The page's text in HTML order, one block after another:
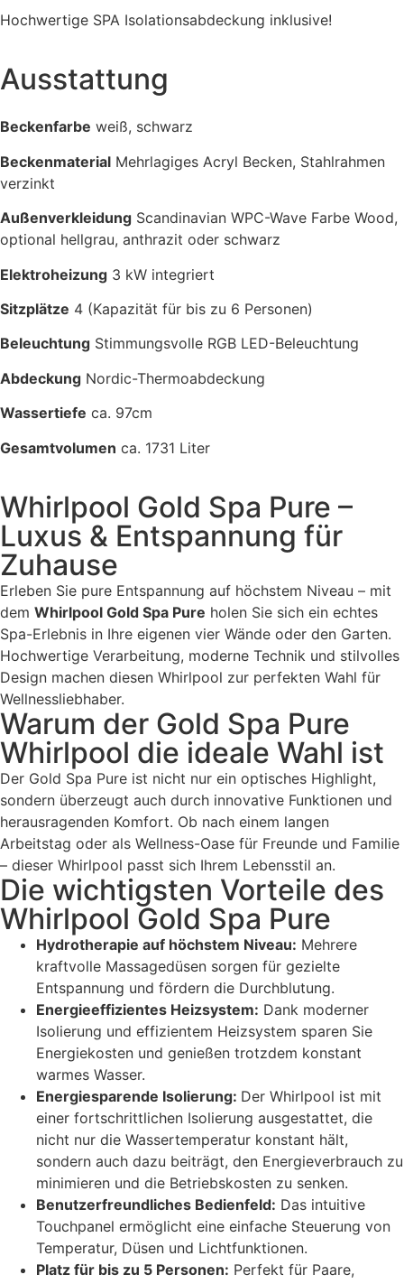
Hochwertige SPA Isolationsabdeckung inklusive!
Ausstattung
Beckenfarbe weiß, schwarz
Beckenmaterial Mehrlagiges Acryl Becken, Stahlrahmen
verzinkt
Außenverkleidung Scandinavian WPC-Wave Farbe Wood,
optional hellgrau, anthrazit oder schwarz
Elektroheizung 3 kW integriert
Sitzplätze 4 (Kapazität für bis zu 6 Personen)
Beleuchtung Stimmungsvolle RGB LED-Beleuchtung
Abdeckung Nordic-Thermoabdeckung
Wassertiefe ca. 97cm
Gesamtvolumen ca. 1731 Liter
Whirlpool Gold Spa Pure –
Luxus & Entspannung für
Zuhause
Erleben Sie pure Entspannung auf höchstem Niveau – mit
dem Whirlpool Gold Spa Pure holen Sie sich ein echtes
Spa-Erlebnis in Ihre eigenen vier Wände oder den Garten.
Hochwertige Verarbeitung, moderne Technik und stilvolles
Design machen diesen Whirlpool zur perfekten Wahl für
Wellnessliebhaber.
Warum der Gold Spa Pure
Whirlpool die ideale Wahl ist
Der Gold Spa Pure ist nicht nur ein optisches Highlight,
sondern überzeugt auch durch innovative Funktionen und
herausragenden Komfort. Ob nach einem langen
Arbeitstag oder als Wellness-Oase für Freunde und Familie
– dieser Whirlpool passt sich Ihrem Lebensstil an.
Die wichtigsten Vorteile des
Whirlpool Gold Spa Pure
Hydrotherapie auf höchstem Niveau: Mehrere
kraftvolle Massagedüsen sorgen für gezielte
Entspannung und fördern die Durchblutung.
Energieeffizientes Heizsystem: Dank moderner
Isolierung und effizientem Heizsystem sparen Sie
Energiekosten und genießen trotzdem konstant
warmes Wasser.
Energiesparende Isolierung: Der Whirlpool ist mit
einer fortschrittlichen Isolierung ausgestattet, die
nicht nur die Wassertemperatur konstant hält,
sondern auch dazu beiträgt, den Energieverbrauch zu
minimieren und die Betriebskosten zu senken.
Benutzerfreundliches Bedienfeld: Das intuitive
Touchpanel ermöglicht eine einfache Steuerung von
Temperatur, Düsen und Lichtfunktionen.
Platz für bis zu 5 Personen: Perfekt für Paare,